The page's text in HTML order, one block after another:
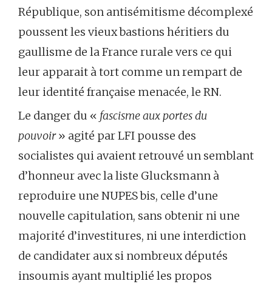
République, son antisémitisme décomplexé
poussent les vieux bastions héritiers du
gaullisme de la France rurale vers ce qui
leur apparait à tort comme un rempart de
leur identité française menacée, le RN.
Le danger du « fascisme aux portes du
pouvoir» agité par LFI pousse des
socialistes qui avaient retrouvé un semblant
d’honneur avec la liste Glucksmann à
reproduire une NUPES bis, celle d’une
nouvelle capitulation, sans obtenir ni une
majorité d’investitures, ni une interdiction
de candidater aux si nombreux députés
insoumis ayant multiplié les propos